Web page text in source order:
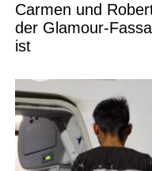
Carmen und
der Glamour-
ist